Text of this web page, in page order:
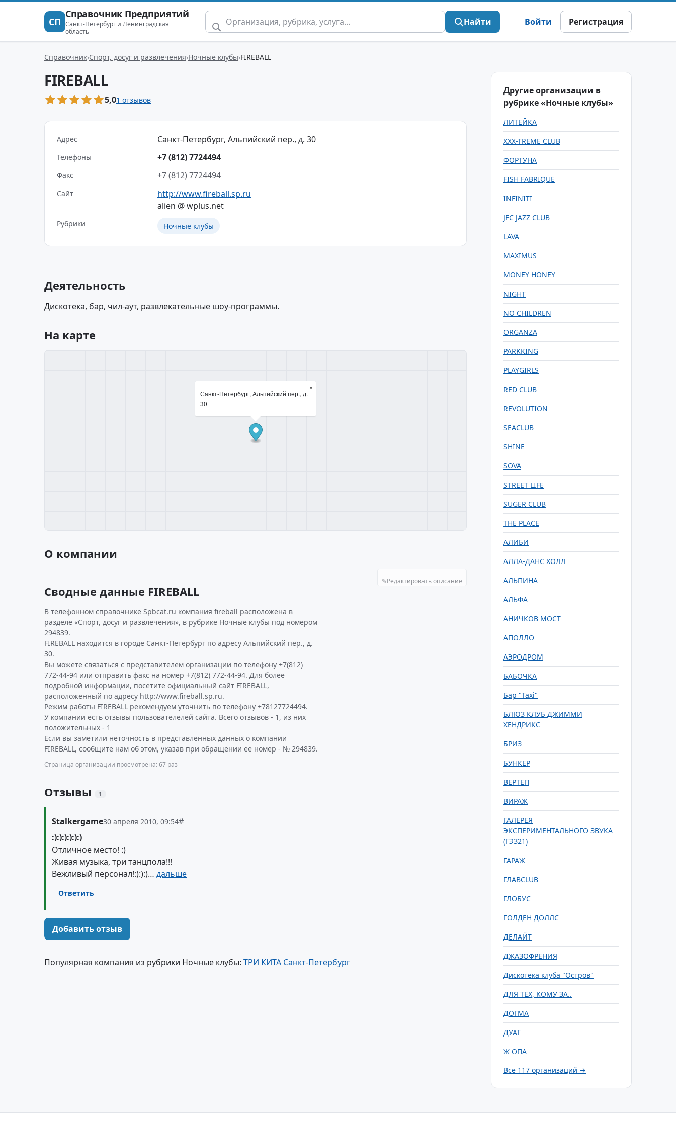
СП
Справочник Предприятий
Санкт-Петербург и Ленинградская
область
Найти Войти Регистрация
Справочник Спорт, досуг и развлечения Ночные клубы FIREBALL
FIREBALL
5,01 отзывов
Адрес Санкт-Петербург, Альпийский пер., д. 30
Телефоны +7 (812) 7724494
Факс +7 (812) 7724494
Сайт
http://www.fireball.sp.ru
alien @ wplus.net
Рубрики Ночные клубы
Деятельность
Дискотека, бар, чил-аут, развлекательные шоу-программы.
На карте
Санкт-Петербург, Альпийский пер., д.
30
×
О компании
✎Редактировать описание
Сводные данные FIREBALL
В телефонном справочнике Spbcat.ru компания fireball расположена в
разделе «Спорт, досуг и развлечения», в рубрике Ночные клубы под номером
294839.
FIREBALL находится в городе Санкт-Петербург по адресу Альпийский пер., д.
30.
Вы можете связаться с представителем организации по телефону +7(812)
772-44-94 или отправить факс на номер +7(812) 772-44-94. Для более
подробной информации, посетите официальный сайт FIREBALL,
расположенный по адресу http://www.fireball.sp.ru.
Режим работы FIREBALL рекомендуем уточнить по телефону +78127724494.
У компании есть отзывы пользователелей сайта. Всего отзывов - 1, из них
положительных - 1
Если вы заметили неточность в представленных данных о компании
FIREBALL, сообщите нам об этом, указав при обращении ее номер - № 294839.
Страница организации просмотрена: 67 раз
Отзывы 1
Stalkergame30 апреля 2010, 09:54#
:):):):):):)
Отличное место! :)
Живая музыка, три танцпола!!!
Вежливый персонал!:):):)… дальше
Ответить
Добавить отзыв
Популярная компания из рубрики Ночные клубы: ТРИ КИТА Санкт-Петербург
Другие организации в
рубрике «Ночные клубы»
ЛИТЕЙКА
XXX-TREME CLUB
ФОРТУНА
FISH FABRIQUE
INFINITI
JFC JAZZ CLUB
LAVA
MAXIMUS
MONEY HONEY
NIGHT
NO CHILDREN
ORGANZA
PARKKING
PLAYGIRLS
RED CLUB
REVOLUTION
SEACLUB
SHINE
SOVA
STREET LIFE
SUGER CLUB
THE PLACE
АЛИБИ
АЛЛА-ДАНС ХОЛЛ
АЛЬПИНА
АЛЬФА
АНИЧКОВ МОСТ
АПОЛЛО
АЭРОДРОМ
БАБОЧКА
Бар "Taxi"
БЛЮЗ КЛУБ ДЖИММИ
ХЕНДРИКС
БРИЗ
БУНКЕР
ВЕРТЕП
ВИРАЖ
ГАЛЕРЕЯ
ЭКСПЕРИМЕНТАЛЬНОГО ЗВУКА
(ГЭЗ21)
ГАРАЖ
ГЛАВCLUB
ГЛОБУС
ГОЛДЕН ДОЛЛС
ДЕЛАЙТ
ДЖАЗОФРЕНИЯ
Дискотека клуба "Остров"
ДЛЯ ТЕХ, КОМУ ЗА..
ДОГМА
ДУАТ
Ж ОПА
Все 117 организаций →